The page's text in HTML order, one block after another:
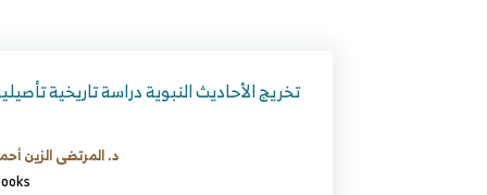
تخريج الأحاديث النبوية دراسة تاريخية
د. المرتضى الزين